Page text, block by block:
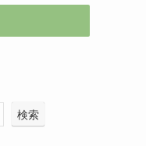
検索